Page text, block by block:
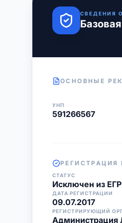
СВЕДЕНИЯ
ОСНОВНЫЕ
УНП
591266567
РЕГИСТРАЦИЯ
СТАТУС
Исключен из ЕГР
ДАТА РЕГИСТРАЦИИ
09.07.2017
РЕГИСТРИРУЮЩИЙ
Администрация